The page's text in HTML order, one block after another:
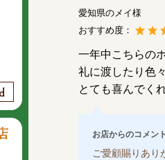
愛知県のメイ様
おすすめ度：
一年中こちらの
礼に渡したり色
とても喜んでく
お店からのコメント
ご愛顧賜りあり